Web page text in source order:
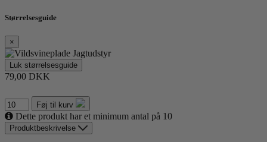
Størrelsesguide
×
Luk størrelsesguide
79,00 DKK
Føj til kurv
Dette produkt har et minimum antal på 10
Produktbeskrivelse